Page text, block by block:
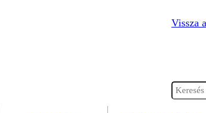
Vissza